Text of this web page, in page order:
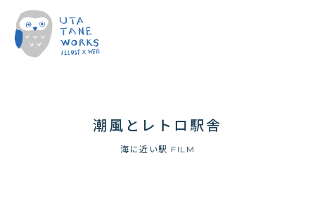
潮風とレトロ駅舎
海に近い駅 FILM